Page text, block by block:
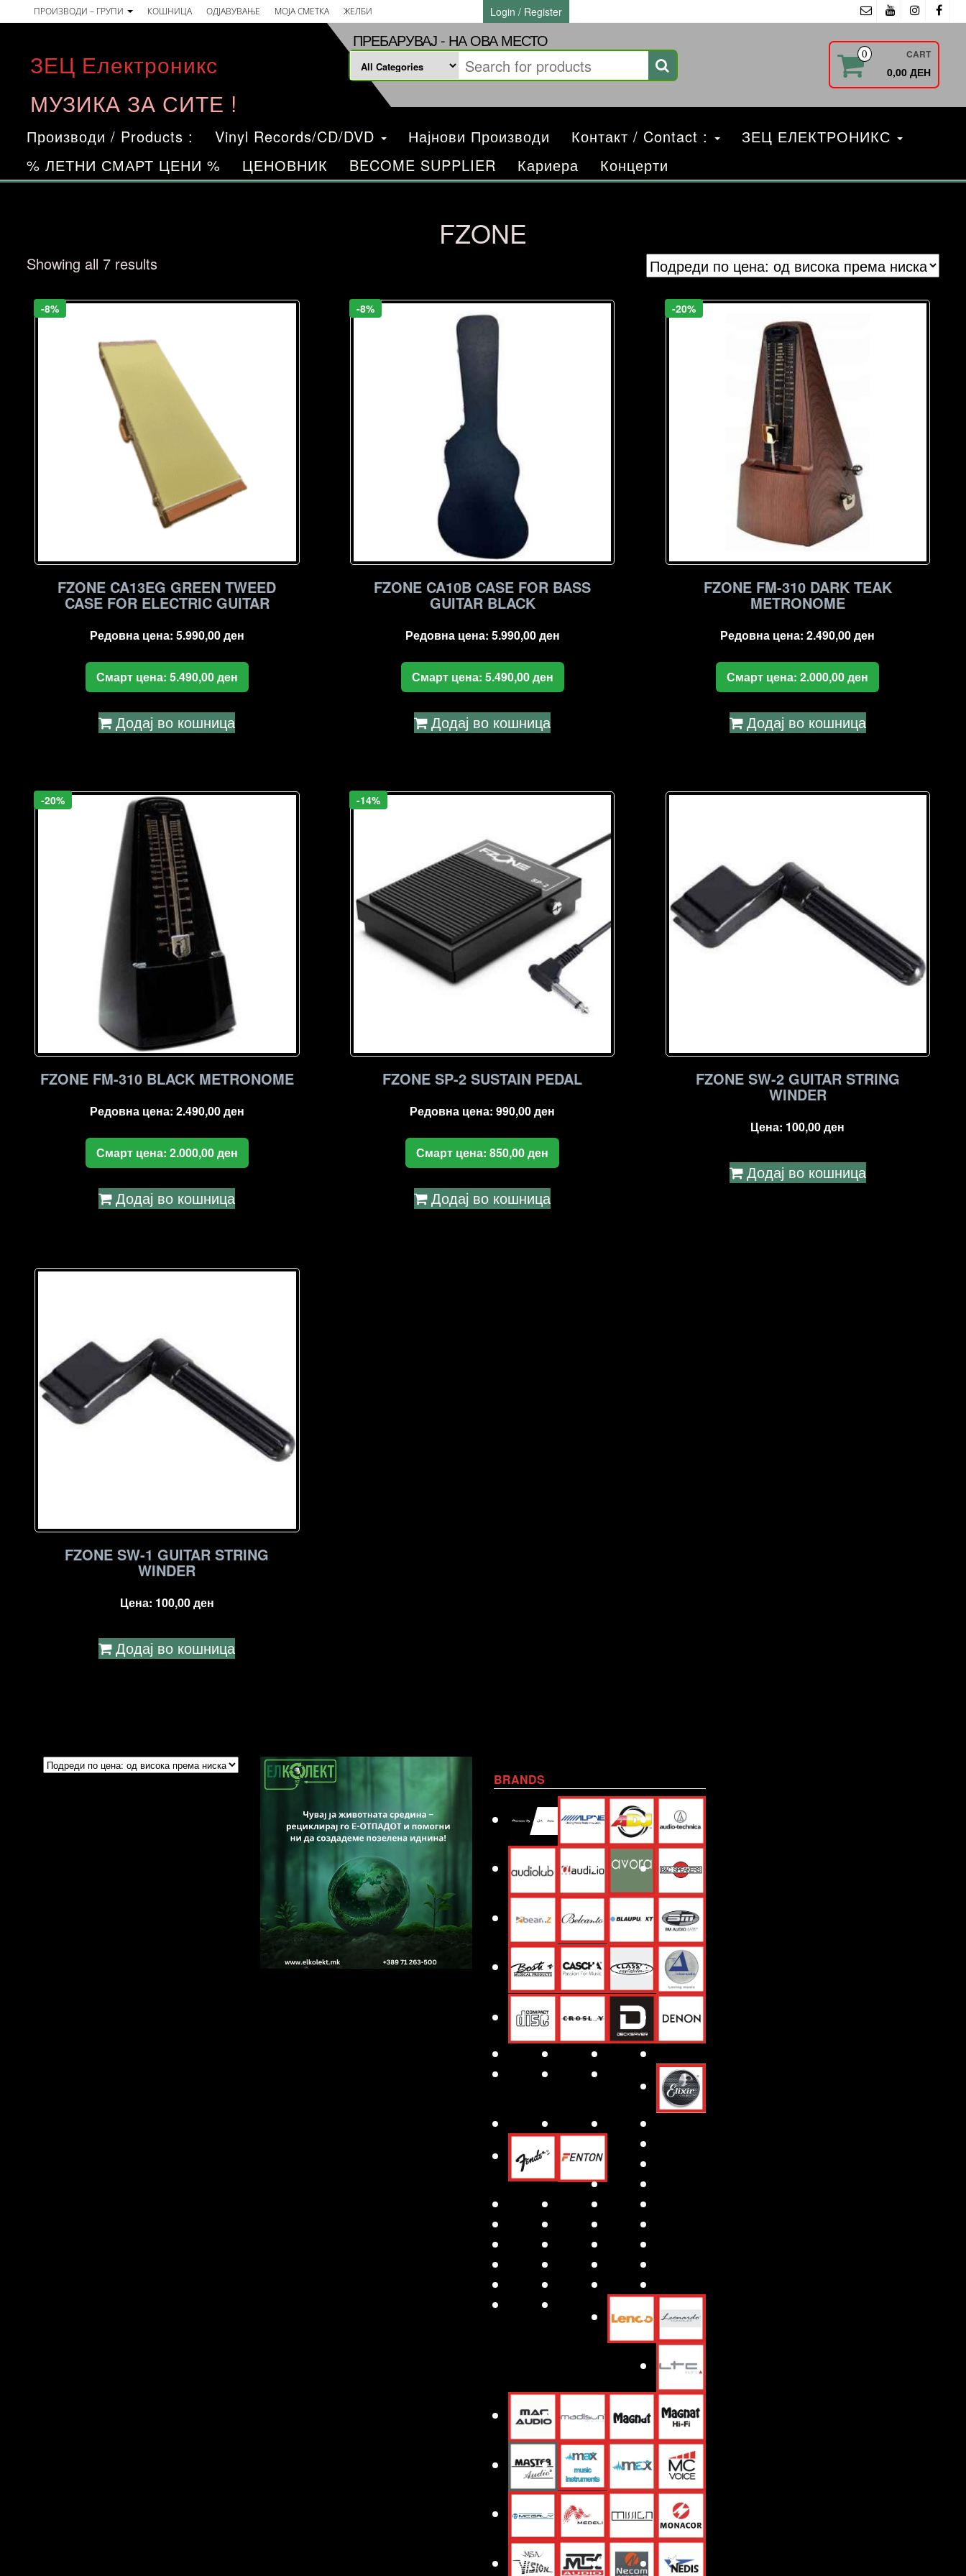
to
content
ПРОИЗВОДИ – ГРУПИ КОШНИЦА ОДЈАВУВАЊЕ МОЈА СМЕТКА ЖЕЛБИ Login / Register
ЗЕЦ Електроникс
МУЗИКА ЗА СИТЕ !
ПРЕБАРУВАЈ - НА ОВА МЕСТО
0 CART
0,00 ДЕН
Производи / Products : Vinyl Records/CD/DVD Најнови Производи Контакт / Contact :
ЗЕЦ ЕЛЕКТРОНИКС
% ЛЕТНИ СМАРТ ЦЕНИ %
ЦЕНОВНИК BECOME SUPPLIER Кариера Концерти
FZONE
Showing all 7 resultsSorted
price:
to
low
-8%
FZONE CA13EG GREEN TWEED
CASE FOR ELECTRIC GUITAR
Редовна цена: 5.990,00ден
Смарт цена: 5.490,00ден
Додај во кошница
-8%
FZONE CA10B CASE FOR BASS
GUITAR BLACK
Редовна цена: 5.990,00ден
Смарт цена: 5.490,00ден
Додај во кошница
-20%
FZONE FM-310 DARK TEAK
METRONOME
Редовна цена:2.490,00ден
Смарт цена:2.000,00ден
Додај во кошница
-20%
FZONE FM-310 BLACK METRONOME
Редовна цена: 2.490,00ден
Смарт цена: 2.000,00ден
Додај во кошница
-14%
FZONE SP-2 SUSTAIN PEDAL
Редовна цена:990,00ден
Смарт цена:850,00ден
Додај во кошница
FZONE SW-2 GUITAR STRING
WINDER
Цена: 100,00ден
Додај во кошница
FZONE SW-1 GUITAR STRING
WINDER
Цена: 100,00ден
Додај во кошница
BRANDS